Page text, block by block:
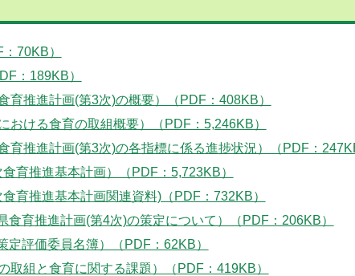
70KB）
：189KB）
育推進計画(第3次)の概要）（PDF：408KB）
おける食育の取組概要）（PDF：5,246KB）
育推進計画(第3次)の各指標に係る進捗状況）（PDF：
育推進基本計画）（PDF：5,723KB）
育推進基本計画関連資料)（PDF：732KB）
食育推進計画(第4次)の策定について）（PDF：206KB）
定評価委員名簿）（PDF：62KB）
取組と食育に関する課題）（PDF：419KB）